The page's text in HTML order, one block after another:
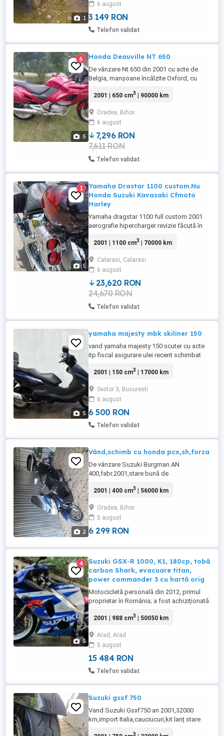
1
6 august
3 149 RON
Telefon validat
5
6 Honda Deauville NT 650
De vânzare Nt 650 din 2001 cu acte de
Belgia, manșoane încălzite Oxford, cu
2001 | 650 cm3 | 90000 km
Oradea, Bihor
6 august
7,296 RON
7,611 RON
Telefon validat
5
1
Yamaha Drastar 1100 custom.Nu
Honda Suzuki Kavasaki Cfmoto
Harley
Yamaha dragstar 1100 full custom 2001
aerografie hipercharger revizie făcută în
Menționat în carte : Nu necesita
2001 | 1100 cm3 | 70000 km
Calarasi, Calarasi
6 august
23,620 RON
24,670 RON
Telefon validat
5
yamaha majesty mbk skiliner 150
vand yamaha majesty 150 scuter cu acte
itp fiscal asigurare ulei recent schimbat
2001 | 150 cm3 | 17000 km
Sector 3, Bucuresti
6 august
6 500 RON
Telefon validat
2
Vând,schimb cu honda pcx,sh,forza
De vânzare Suzuki Burgman AN
400,fabr.2001,stare bună de
efectuat,55000km,acte la zi,se vinde doar
pcx,sh,forza,ofer diferenta.Mai multe info
la tel.
2001 | 400 cm3 | 56000 km
Oradea, Bihor
5 august
6 299 RON
5
4
Suzuki GSX-R 1000, K1, 180cp, tobă
carbon Shark, evacuare titan,
power commander 3 cu hartă orig
Motocicletă personală din 2012, primul
proprietar în România; a fost achiziționată
19.000 Km)! Aproximativ 180 cai putere
modificările de mai jos); din punct de
vedere mecanic merge foarte bine, nu
necesită investiții ...
2001 | 988 cm3 | 50050 km
Arad, Arad
5 august
15 484 RON
Telefon validat
Suzuki gsxf 750
Vand Suzuki Gsxf750 an 2001,32000
km,import Italia,cauciucuri,kit lanț stare
3